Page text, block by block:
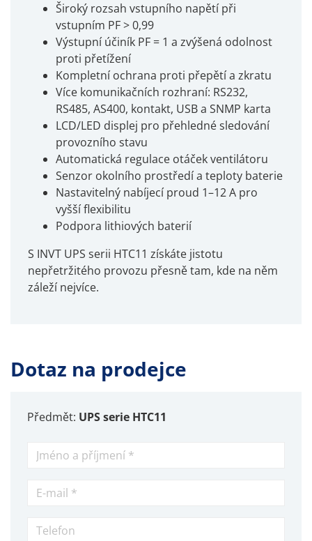
Široký rozsah vstupního napětí při
vstupním PF > 0,99
Výstupní účiník PF = 1 a zvýšená odolnost
proti přetížení
Kompletní ochrana proti přepětí a zkratu
Více komunikačních rozhraní: RS232,
RS485, AS400, kontakt, USB a SNMP karta
LCD/LED displej pro přehledné sledování
provozního stavu
Automatická regulace otáček ventilátoru
Senzor okolního prostředí a teploty baterie
Nastavitelný nabíjecí proud 1–12 A pro
vyšší flexibilitu
Podpora lithiových baterií
S INVT UPS serii HTC11 získáte jistotu
nepřetržitého provozu přesně tam, kde na něm
záleží nejvíce.
Dotaz na prodejce
Předmět: UPS serie HTC11